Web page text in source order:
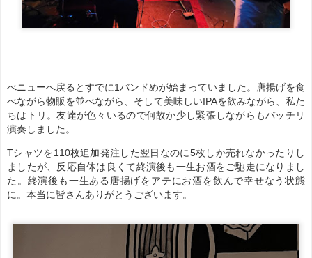
べニューへ戻るとすでに1バンドめが始まっていました。唐揚げを食
べながら物販を並べながら、そして美味しいIPAを飲みながら、私た
ちはトリ。友達が色々いるので何故か少し緊張しながらもバッチリ
演奏しました。
Tシャツを110枚追加発注した翌日なのに5枚しか売れなかったりし
ましたが、反応自体は良くて終演後も一生お酒をご馳走になりまし
た。終演後も一生ある唐揚げをアテにお酒を飲んで幸せなう状態
に。本当に皆さんありがとうございます。